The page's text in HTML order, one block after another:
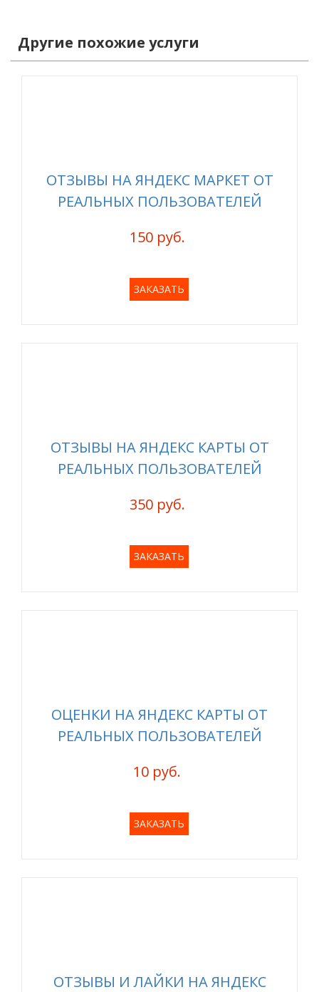
Другие похожие услуги
ОТЗЫВЫ НА ЯНДЕКС МАРКЕТ ОТ
РЕАЛЬНЫХ ПОЛЬЗОВАТЕЛЕЙ
150 руб.
ЗАКАЗАТЬ
ОТЗЫВЫ НА ЯНДЕКС КАРТЫ ОТ
РЕАЛЬНЫХ ПОЛЬЗОВАТЕЛЕЙ
350 руб.
ЗАКАЗАТЬ
ОЦЕНКИ НА ЯНДЕКС КАРТЫ ОТ
РЕАЛЬНЫХ ПОЛЬЗОВАТЕЛЕЙ
10 руб.
ЗАКАЗАТЬ
ОТЗЫВЫ И ЛАЙКИ НА ЯНДЕКС